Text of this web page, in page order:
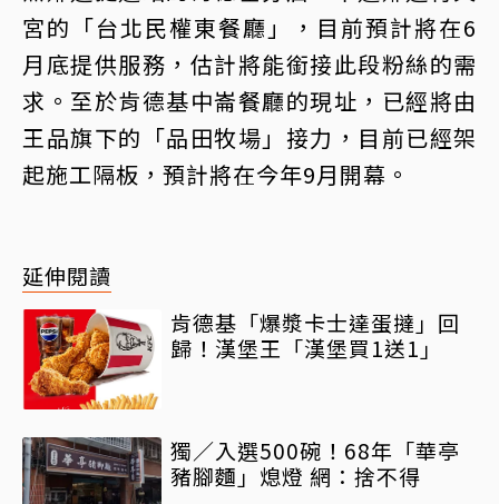
宮的「台北民權東餐廳」，目前預計將在6
月底提供服務，估計將能銜接此段粉絲的需
求。至於肯德基中崙餐廳的現址，已經將由
王品旗下的「品田牧場」接力，目前已經架
起施工隔板，預計將在今年9月開幕。
延伸閱讀
肯德基「爆漿卡士達蛋撻」回
歸！漢堡王「漢堡買1送1」
獨／入選500碗！68年「華亭
豬腳麵」熄燈 網：捨不得